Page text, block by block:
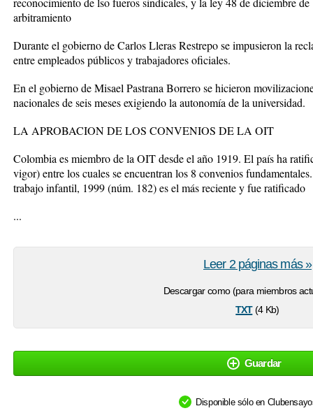
arbitramiento
Durante el gobierno de Carlos Lleras Restrepo se impusieron la
entre empleados públicos y trabajadores oficiales.
En el gobierno de Misael Pastrana Borrero se hicieron
nacionales de seis meses exigiendo la autonomía de la universidad.
LA APROBACION DE LOS CONVENIOS DE LA OIT
Colombia es miembro de la OIT desde el año 1919. El país ha
vigor) entre los cuales se encuentran los 8 convenios
trabajo infantil, 1999 (núm. 182) es el más reciente y fue ratificado
...
Descargar como (para miembros
txt(4 Kb)
Leer 2 páginas más »
Guardar
Disponible sólo en